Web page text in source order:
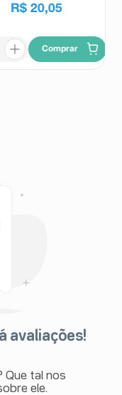
R$ 20,05
Comprar
avaliações!
Que tal nos
ele.